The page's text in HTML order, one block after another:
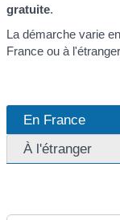
gratuite.
La démarche varie
France ou à
En France
À l'étranger